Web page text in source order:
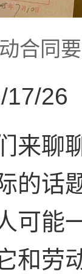
合同
17/26
来聊
的
可能
和劳